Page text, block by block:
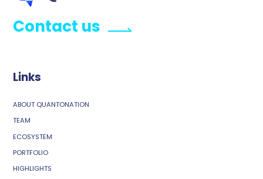
Contact us
Links
ABOUT QUANTONATION
TEAM
ECOSYSTEM
PORTFOLIO
HIGHLIGHTS